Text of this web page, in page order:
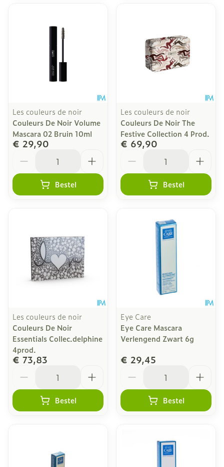
Les couleurs de noir
Couleurs De Noir Volume
Mascara 02 Bruin 10ml
€ 29,90
Bestel
Les couleurs de noir
Couleurs De Noir The
Festive Collection 4 Prod.
€ 69,90
Bestel
Les couleurs de noir
Couleurs De Noir
Essentials Collec.delphine
4prod.
€ 73,83
Bestel
Eye Care
Eye Care Mascara
Verlengend Zwart 6g
€ 29,45
Bestel